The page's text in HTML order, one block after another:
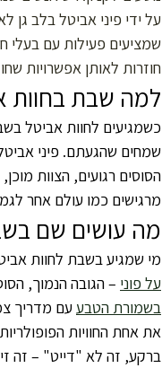
שמציעים פעילות עם בעלי
חוזרות לאותן אפשרויות
למה שבת בחוות
כשמגיעים לחוות אביטל
שמחים שהגעתם. פיני
הסוסים רגועים, הצוות
מרגישים כמו עולם אחר
מה עושים שם
מי שמגיע בשבת לחוות
על פוני – הגובה הנמוך,
בשמורת הטבע עם מדריך
את אחת החוויות
ברקע, זה לא "דייט" – זה